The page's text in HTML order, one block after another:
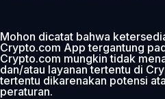
Mohon dicatat bahwa
Crypto.com App tergantung
Crypto.com mungkin tidak
dan/atau layanan tertentu di
tertentu dikarenakan potensi
peraturan.